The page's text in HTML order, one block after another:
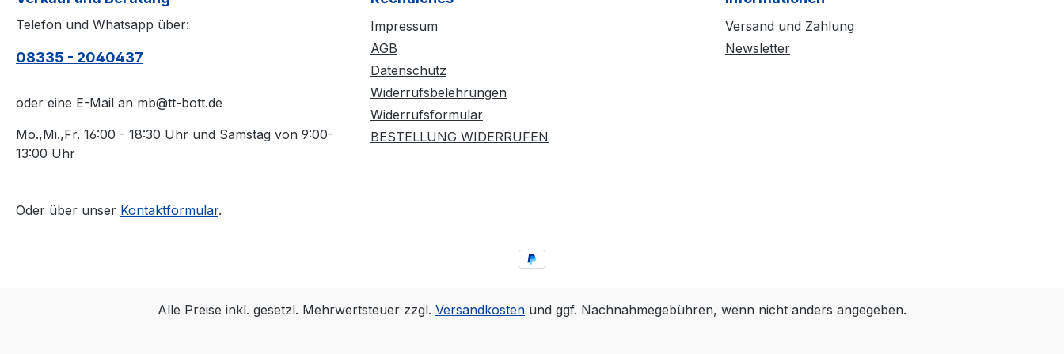
CONTACT beinhaltet
keine flüchtigen
organischen
Lösungsmittel und darf
Auftragsschwämmchen
Telefon und Whatsapp über:
08335 - 2040437
oder eine E-Mail an mb@tt-bott.de
Mo.,Mi.,Fr. 16:00 - 18:30 Uhr und Samstag von 9:00-
13:00 Uhr
Oder über unser Kontaktformular.
Impressum
AGB
Datenschutz
Widerrufsbelehrungen
Widerrufsformular
BESTELLUNG WIDERRUFEN
Versand und Zahlung
Newsletter
Alle Preise inkl. gesetzl. Mehrwertsteuer zzgl. Versandkosten und ggf. Nachnahmegebühren, wenn nicht anders angegeben.